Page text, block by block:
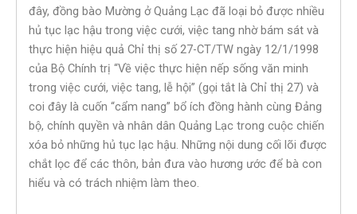
đây, đồng bào Mường ở Quảng Lạc đã loại bỏ được nhiều
hủ tục lạc hậu trong việc cưới, việc tang nhờ bám sát và
thực hiện hiệu quả Chỉ thị số 27-CT/TW ngày 12/1/1998
của Bộ Chính trị “Về việc thực hiện nếp sống văn minh
trong việc cưới, việc tang, lễ hội” (gọi tắt là Chỉ thị 27) và
coi đây là cuốn “cẩm nang” bổ ích đồng hành cùng Đảng
bộ, chính quyền và nhân dân Quảng Lạc trong cuộc chiến
xóa bỏ những hủ tục lạc hậu. Những nội dung cối lõi được
chắt lọc để các thôn, bản đưa vào hương ước để bà con
hiểu và có trách nhiệm làm theo.